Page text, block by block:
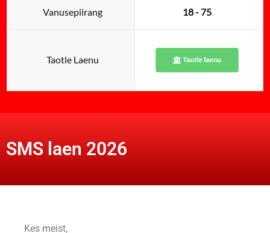
Vanusepiirang 18 - 75
Taotle Laenu
SMS laen 2026
Kes meist,